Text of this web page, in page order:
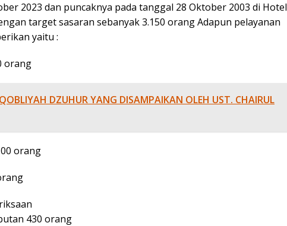
2023 dan puncaknya pada tanggal 28 Oktober 2003 di Hotel
target sasaran sebanyak 3.150 orang Adapun pelayanan
yaitu :
orang
DZUHUR YANG DISAMPAIKAN OLEH UST. CHAIRUL
orang
430 orang